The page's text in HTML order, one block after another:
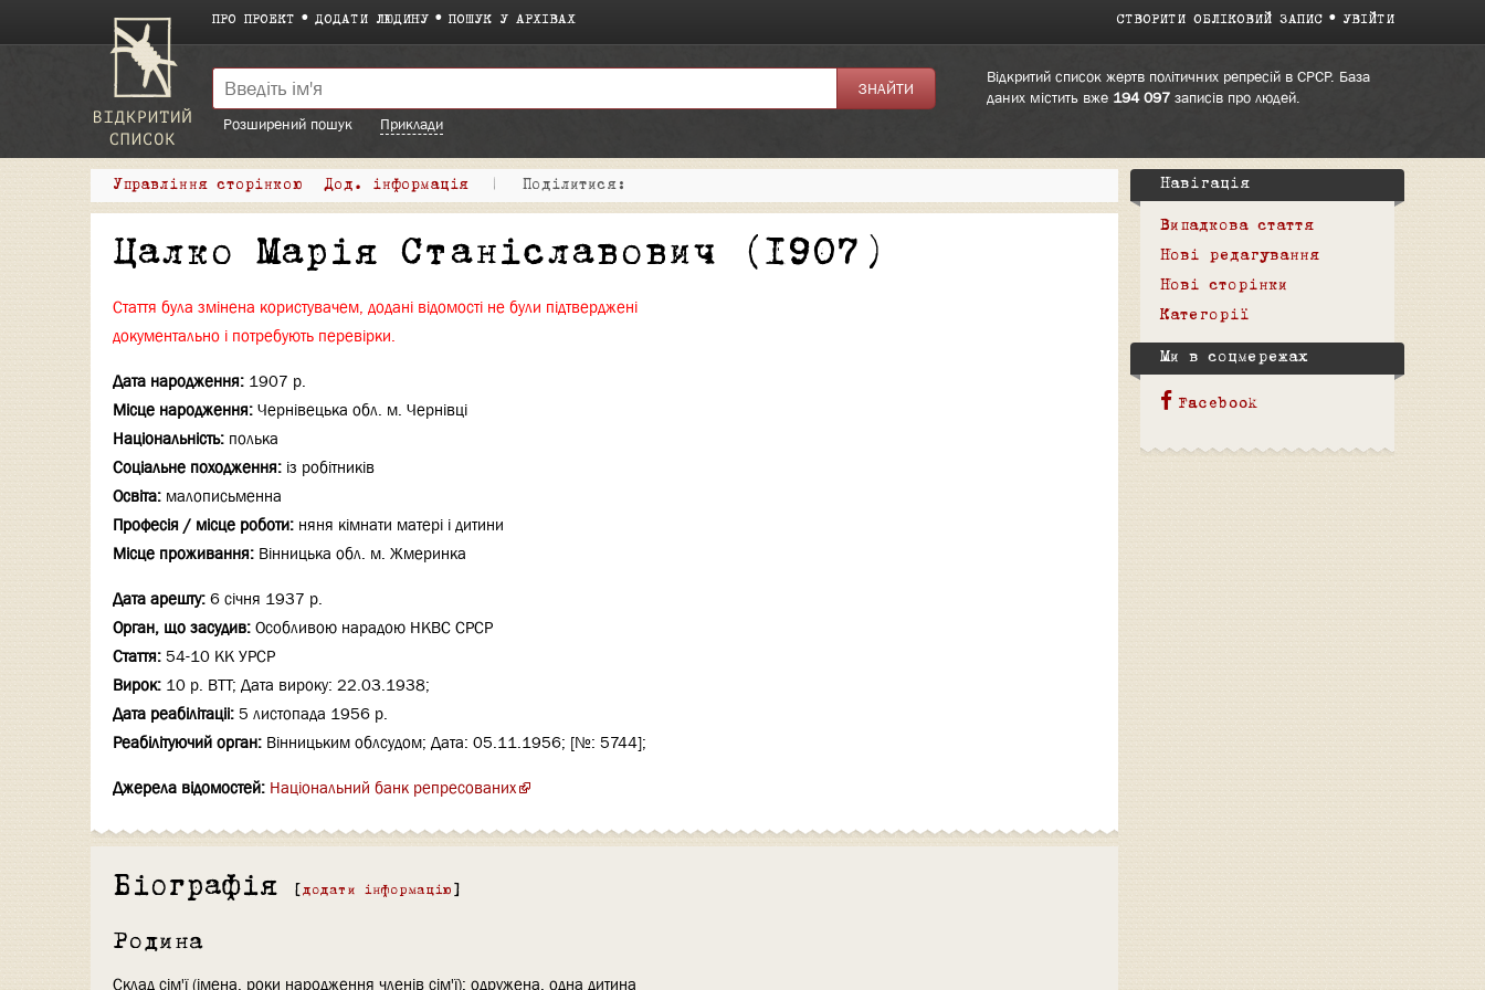
ПРО ПРОЕКТ ДОДАТИ ЛЮДИНУ ПОШУК У АРХІВАХ СТВОРИТИ ОБЛІКОВИЙ ЗАПИС УВІЙТИ
Відкритий список жертв політичних репресій в СРСР. База
даних містить вже 194 097записів про людей.
Розширений пошук
Приклади
Управління сторінкою Дод. інформація | Поділитися:
Цалко Марія Станіславович (1907)
Стаття була змінена користувачем, додані відомості не були підтверджені
документально і потребують перевірки.
Дата народження: 1907 р.
Місце народження: Чернівецька обл. м. Чернівці
Національність: полька
Соціальне походження: із робітників
Освіта: малописьменна
Професія / місце роботи: няня кімнати матері і дитини
Місце проживання: Вінницька обл. м. Жмеринка
Дата арешту: 6 січня 1937 р.
Орган, що засудив: Особливою нарадою НКВС СРСР
Стаття: 54-10 КК УРСР
Вирок: 10 р. ВТТ; Дата вироку: 22.03.1938;
Дата реабілітаціi: 5 листопада 1956 р.
Реабілітуючий орган: Вінницьким облсудом; Дата: 05.11.1956; [№: 5744];
Джерела відомостей: Національний банк репресованих
Біографія [ додати інформацію ]
Родина
Склад сім'ї (імена, роки народження членів сім'ї): одружена, одна дитина
Навігація
Випадкова стаття
Нові редагування
Нові сторінки
Категорії
Ми в соцмережах
Facebook